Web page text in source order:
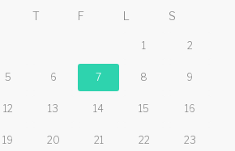
T F L S
1 2
5 6 7 8 9
12 13 14 15 16
19 20 21 22 23